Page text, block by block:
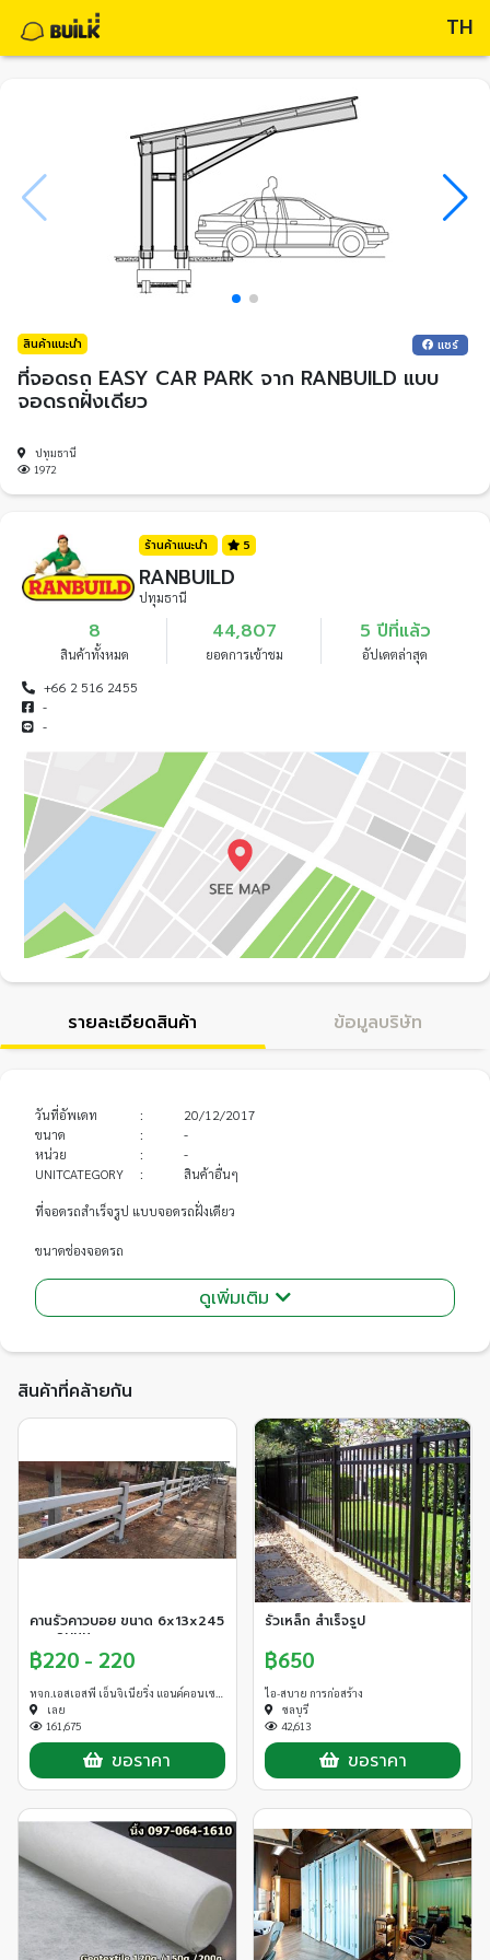
TH
สินค้าแนะนำ แชร์
ที่จอดรถ EASY CAR PARK จาก RANBUILD แบบ
จอดรถฝั่งเดียว
ปทุมธานี
1972
ร้านค้าแนะนำ 5
RANBUILD
ปทุมธานี
8
สินค้าทั้งหมด
44,807
ยอดการเข้าชม
5 ปีที่แล้ว
อัปเดตล่าสุด
+66 2 516 2455
-
-
รายละเอียดสินค้า ข้อมูลบริษัท
วันที่อัพเดท :
20/12/2017
ขนาด
:
-
หน่วย
:
-
UNITCATEGORY
: สินค้าอื่นๆ
ที่จอดรถสำเร็จรูป แบบจอดรถฝั่งเดียว
ขนาดช่องจอดรถ
• ขนาดช่องจอดต่อคันโดยประมาณ 2.58 x 4.50 ม. (ความยาวรวม 7.75 ม. ต่อ 1
block )
ดูเพิ่มเติม
สินค้าที่คล้ายกัน
คานรั้วคาวบอย ขนาด 6x13x245
cm. ลบมุม
฿220 - 220
เลย
161,675
ขอราคา
รั้วเหล็ก สำเร็จรูป
฿650
ไอ-สบาย การก่อสร้าง
ชลบุรี
42,613
ขอราคา